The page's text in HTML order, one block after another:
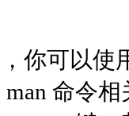
你可以使
命令